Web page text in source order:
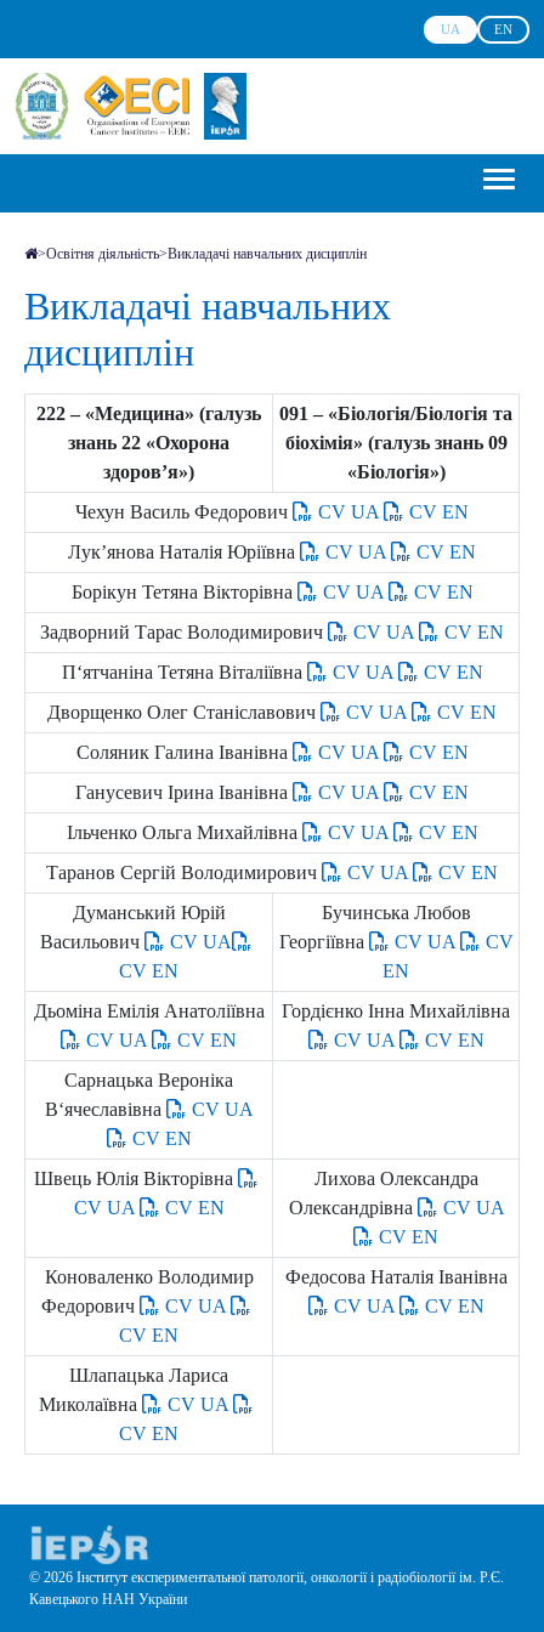
UA EN
>Освітня діяльність>Викладачі навчальних дисциплін
Викладачі навчальних
дисциплін
222 – «Медицина» (галузь
знань 22 «Охорона
здоров’я»)
091 – «Біологія/Біологія та
біохімія» (галузь знань 09
«Біологія»)
Чехун Василь Федорович
CV UA
CV EN
Лук’янова Наталія Юріївна
CV UA
CV EN
Борікун Тетяна Вікторівна
CV UA
CV EN
Задворний Тарас Володимирович
CV UA
CV EN
П‘ятчаніна Тетяна Віталіївна
CV UA
CV EN
Дворщенко Олег Станіславович
CV UA
CV EN
Соляник Галина Іванівна
CV UA
CV EN
Ганусевич Ірина Іванівна
CV UA
CV EN
Ільченко Ольга Михайлівна
CV UA
CV EN
Таранов Сергій Володимирович
CV UA
CV EN
Думанський Юрій
Васильович
CV UA
CV EN
Бучинська Любов
Георгіївна
CV UA
CV
EN
Дьоміна Емілія Анатоліївна
CV UA
CV EN
Гордієнко Інна Михайлівна
CV UA
CV EN
Сарнацька Вероніка
В‘ячеславівна
CV UA
CV EN
Швець Юлія Вікторівна
CV UA
CV EN
Лихова Олександра
Олександрівна
CV UA
CV EN
Коноваленко Володимир
Федорович
CV UA
CV EN
Федосова Наталія Іванівна
CV UA
CV EN
Шлапацька Лариса
Миколаївна
CV UA
CV EN
© 2026 Інститут експериментальної патології, онкології і радіобіології ім. Р.Є.
Кавецького НАН України